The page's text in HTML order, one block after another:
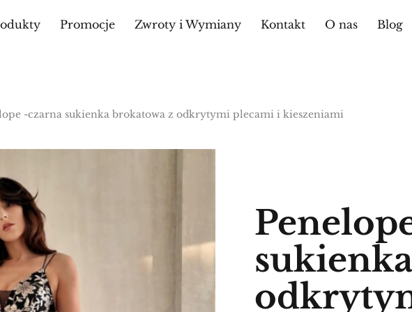
Promocje Zwroty i Wymiany Kontakt O nas Blog
-czarna sukienka brokatowa z odkrytymi plecami i kieszeniami